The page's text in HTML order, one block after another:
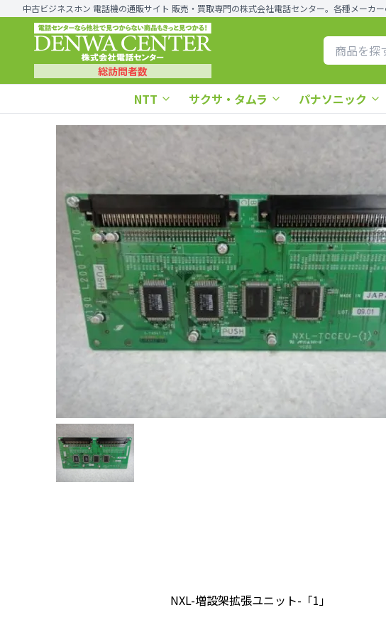
中古ビジネスホン 電話機の通販サイト 販売・買取専門の株式会社電話センター。各種メーカ
総訪問者数
NTT サクサ・タムラ パナソニック
NXL-増設架拡張ユニット-「1」